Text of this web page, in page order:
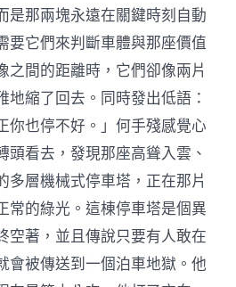
是那兩塊永遠在關鍵時刻自動
要它們來判斷車體與那座價值
之間的距離時，它們卻像兩片
地縮了回去。同時發出低語：
你也停不好。」何手殘感覺心
頭看去，發現那座高聳入雲、
多層機械式停車塔，正在那片
常的綠光。這棟停車塔是個異
空著，並且傳說只要有人敢在
會被傳送到一個泊車地獄。他